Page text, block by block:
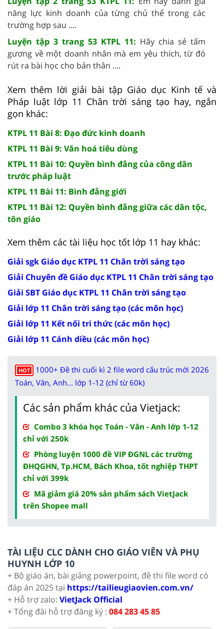
năng lực kinh doanh của từng chủ thể trong các
trường hợp sau ....
Luyện tập 3 trang 53 KTPL 11: Hãy chia sẻ tấm
gương về một doanh nhân mà em yêu thích, từ đó
rút ra bài học cho bản thân ....
Xem thêm lời giải bài tập Giáo dục Kinh tế và
Pháp luật lớp 11 Chân trời sáng tạo hay, ngắn
gọn khác:
KTPL 11 Bài 8: Đạo đức kinh doanh
KTPL 11 Bài 9: Văn hoá tiêu dùng
KTPL 11 Bài 10: Quyền bình đẳng của công dân
trước pháp luật
KTPL 11 Bài 11: Bình đẳng giới
KTPL 11 Bài 12: Quyền bình đẳng giữa các dân tộc,
tôn giáo
Xem thêm các tài liệu học tốt lớp 11 hay khác:
Giải sgk Giáo dục KTPL 11 Chân trời sáng tạo
Giải Chuyên đề Giáo dục KTPL 11 Chân trời sáng tạo
Giải SBT Giáo dục KTPL 11 Chân trời sáng tạo
Giải lớp 11 Chân trời sáng tạo (các môn học)
Giải lớp 11 Kết nối tri thức (các môn học)
Giải lớp 11 Cánh diều (các môn học)
HOT
1000+ Đề thi cuối kì 2 file word cấu trúc mới 2026
Toán, Văn, Anh... lớp 1-12 (chỉ từ 60k)
Các sản phẩm khác của Vietjack:
Combo 3 khóa học Toán - Văn - Anh lớp 1-12
chỉ với 250k
Phòng luyện 1000 đề VIP ĐGNL các trường
ĐHQGHN, Tp.HCM, Bách Khoa, tốt nghiệp THPT
chỉ với 399k
Mã giảm giá 20% sản phẩm sách VietJack
trên Shopee mall
TÀI LIỆU CLC DÀNH CHO GIÁO VIÊN VÀ PHỤ
HUYNH LỚP 10
+ Bộ giáo án, bài giảng powerpoint, đề thi file word có
đáp án 2025 tại https://tailieugiaovien.com.vn/
+ Hỗ trợ zalo: VietJack Official
+ Tổng đài hỗ trợ đăng ký : 084 283 45 85